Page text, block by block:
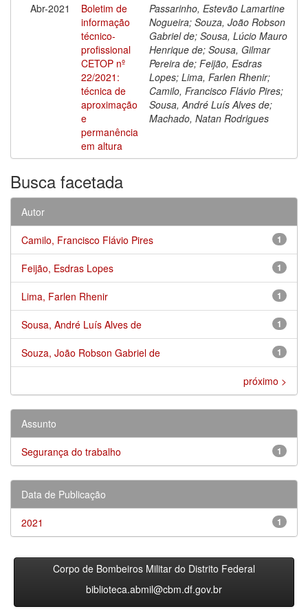
Abr-2021
Boletim de
informação
técnico-
profissional
CETOP nº
22/2021:
técnica de
aproximação
e
permanência
em altura
Passarinho, Estevão Lamartine
Nogueira; Souza, João Robson
Gabriel de; Sousa, Lúcio Mauro
Henrique de; Sousa, Gilmar
Pereira de; Feijão, Esdras
Lopes; Lima, Farlen Rhenir;
Camilo, Francisco Flávio Pires;
Sousa, André Luís Alves de;
Machado, Natan Rodrigues
Busca facetada
Autor
1
Camilo, Francisco Flávio Pires
1
Feijão, Esdras Lopes
1
Lima, Farlen Rhenir
1
Sousa, André Luís Alves de
1
Souza, João Robson Gabriel de
próximo >
Assunto
1
Segurança do trabalho
Data de Publicação
1
2021
Corpo de Bombeiros Militar do Distrito Federal
biblioteca.abmil@cbm.df.gov.br